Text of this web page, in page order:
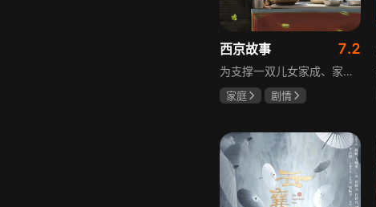
西京故事 7.2
为支撑一双儿女家成、家秀的“求学大业”，一家之主罗天福携妻子慧娟进了西京城。在西京城里，罗天福见证了身边的小人物们在大城市的生存之难，自身也经历了种种艰辛：饼铺生意屡屡受挫，妻子慧娟不满他“固执守旧”的经营方式闹起分居，儿子家成无法适应从乡村到城市的生活状况不断离校出走，重重打击不断袭来，使他头一次对自己坚守多年的人生观和价值观产生怀疑。自己这样做究竟是对是错，城市是不是真的不适合他这种“坚持老一套”的人生存。女儿家秀的支持鼓励使罗天福重拾信心，那些曾经接受罗天福帮助的人也反过来帮助他，纠缠不清的矛盾随之一一化解。罗家人终于在西京这座大城扎下了根，向着美好的未来继续前行。该剧围绕农村家庭在城市的奋斗历程展开，展现了小人物的坚韧与善良，充满了励志色彩与现实关怀。
家庭
剧情